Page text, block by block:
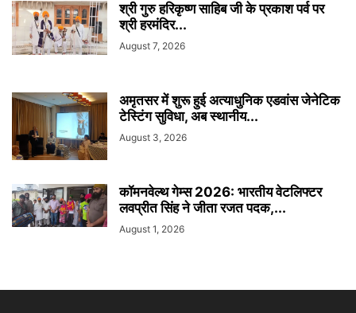
श्री गुरु हरिकृष्ण साहिब जी के प्रकाश पर्व पर
श्री हरमंदिर...
August 7, 2026
अमृतसर में शुरू हुई अत्याधुनिक एडवांस जेनेटिक
टेस्टिंग सुविधा, अब स्थानीय...
August 3, 2026
कॉमनवेल्थ गेम्स 2026: भारतीय वेटलिफ्टर
लवप्रीत सिंह ने जीता रजत पदक,...
August 1, 2026